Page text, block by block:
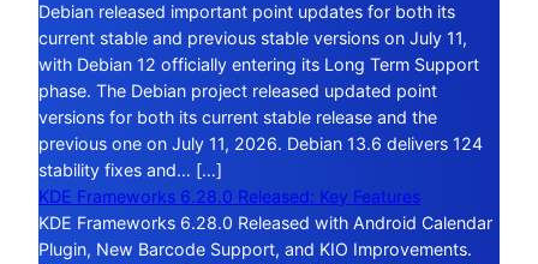
Debian released important point updates for both its
current stable and previous stable versions on July 11,
with Debian 12 officially entering its Long Term Support
phase. The Debian project released updated point
versions for both its current stable release and the
previous one on July 11, 2026. Debian 13.6 delivers 124
stability fixes and… […]
KDE Frameworks 6.28.0 Released: Key Features
KDE Frameworks 6.28.0 Released with Android Calendar
Plugin, New Barcode Support, and KIO Improvements.